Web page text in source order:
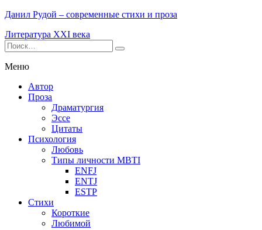
Данил Рудой – современные стихи и проза
Литература XXI века
Меню
Автор
Проза
Драматургия
Эссе
Цитаты
Психология
Любовь
Типы личности MBTI
ENFJ
ENTJ
ESTP
Стихи
Короткие
Любимой